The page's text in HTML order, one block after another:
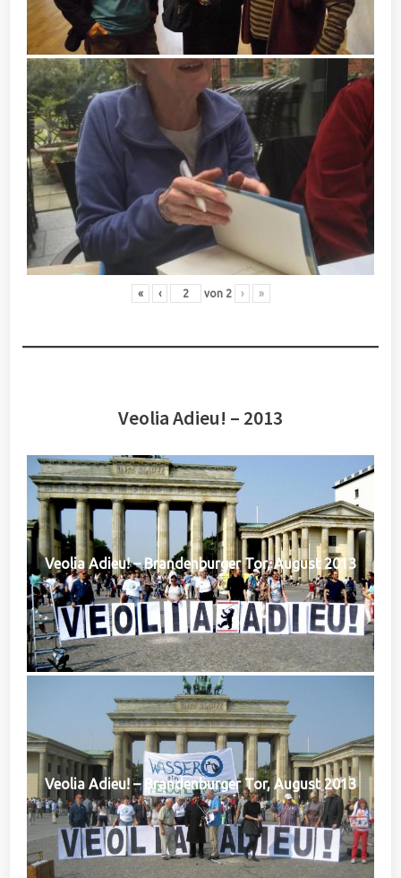
« ‹ von 2 › »
Veolia Adieu! – 2013
Veolia Adieu! – Brandenburger Tor, August 2013
Veolia Adieu! – Brandenburger Tor, August 2013